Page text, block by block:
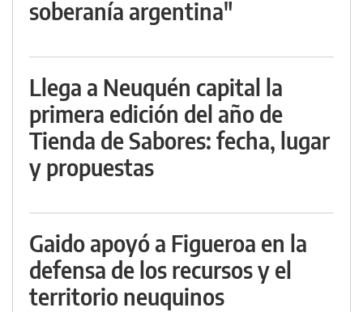
soberanía argentina"
Llega a Neuquén capital la
primera edición del año de
Tienda de Sabores: fecha, lugar
y propuestas
Gaido apoyó a Figueroa en la
defensa de los recursos y el
territorio neuquinos